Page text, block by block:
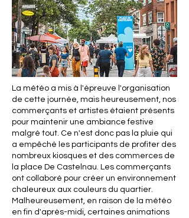
La météo a mis à l'épreuve l'organisation
de cette journée, mais heureusement, nos
commerçants et artistes étaient présents
pour maintenir une ambiance festive
malgré tout. Ce n'est donc pas la pluie qui
a empêché les participants de profiter des
nombreux kiosques et des commerces de
la place De Castelnau. Les commerçants
ont collaboré pour créer un environnement
chaleureux aux couleurs du quartier.
Malheureusement, en raison de la météo
en fin d'après-midi, certaines animations